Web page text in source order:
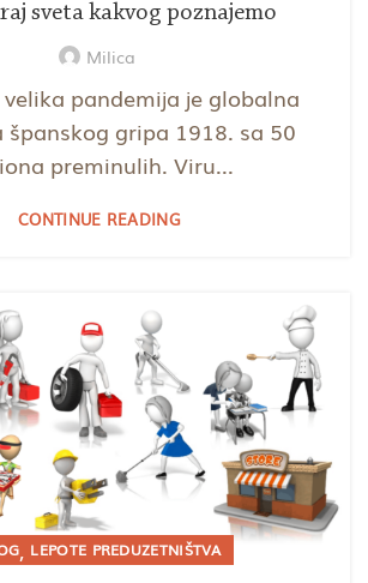
sveta kakvog poznajemo
Milica
velika pandemija je globalna
španskog gripa 1918. sa 50
preminulih. Viru...
CONTINUE READING
, LEPOTE PREDUZETNIŠTVA